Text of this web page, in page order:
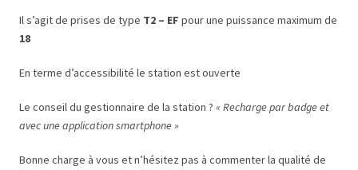
Il s’agit de prises de type T2 – EF pour une puissance maximum de
18
En terme d’accessibilité le station est ouverte
Le conseil du gestionnaire de la station ? « Recharge par badge et
avec une application smartphone »
Bonne charge à vous et n’hésitez pas à commenter la qualité de